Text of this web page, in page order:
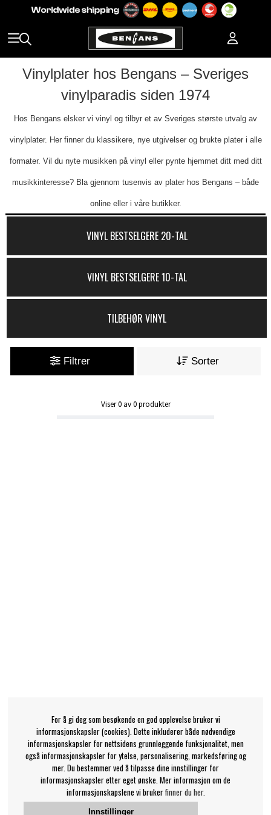
Vinylplater hos Bengans – Sveriges
vinylparadis siden 1974
Hos Bengans elsker vi vinyl og tilbyr et av Sveriges største utvalg av
vinylplater. Her finner du klassikere, nye utgivelser og brukte plater i alle
formater. Vil du nyte musikken på vinyl eller pynte hjemmet ditt med ditt
musikkinteresse? Bla gjennom tusenvis av plater hos Bengans – både
online eller i våre butikker.
VINYL BESTSELGERE 20-TAL
VINYL BESTSELGERE 10-TAL
TILBEHØR VINYL
Filtrer Sorter
Viser0av0produkter
For å gi deg som besøkende en god opplevelse bruker vi
informasjonskapsler (cookies). Dette inkluderer både nødvendige
informasjonskapsler for nettsidens grunnleggende funksjonalitet, men
også informasjonskapsler for ytelse, personalisering, markedsføring og
mer. Du bestemmer ved å tilpasse dine innstillinger for
informasjonskapsler etter eget ønske. Mer informasjon om de
informasjonskapslene vi brukerfinner du her.
Innstillinger